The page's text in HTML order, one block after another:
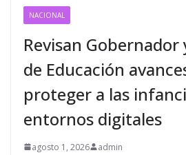
NACIONAL
Revisan Gobernador
de Educación
proteger a las
entornos digitales
agosto 1, 2026 admin